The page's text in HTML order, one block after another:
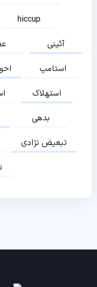
hiccup
آئینی
استامپ
استهلاک
بدهی
تبعیض نژادی